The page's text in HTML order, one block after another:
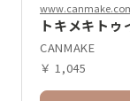
トキメキトゥ
CANMAKE
￥ 1,045